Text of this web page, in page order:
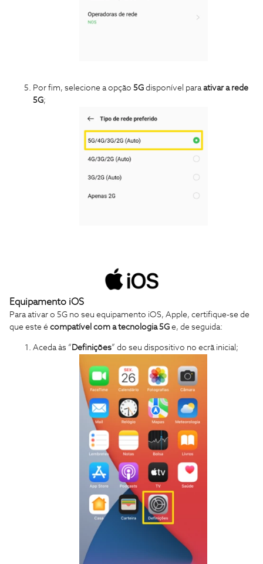
Por fim, selecione a opção 5G disponível paraativar a rede
5G;
Equipamento iOS
Para ativar o 5G no seu equipamento iOS, Apple, certifique-se de
que este é compatível com a tecnologia 5G e, de seguida:
Aceda às “ Definições” do seu dispositivo no ecrã inicial;